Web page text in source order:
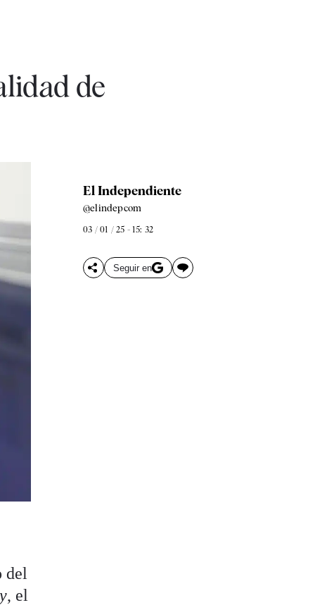
de
El Independiente
@elindepcom
03 / 01 / 25 - 15: 32
Seguir en
del
, el